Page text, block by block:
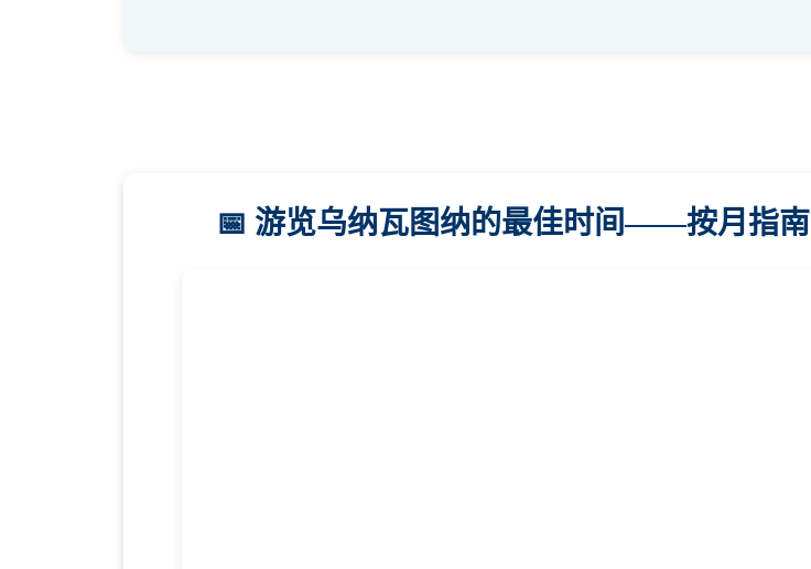
📅 游览乌纳瓦图纳的最佳时间——按月指南